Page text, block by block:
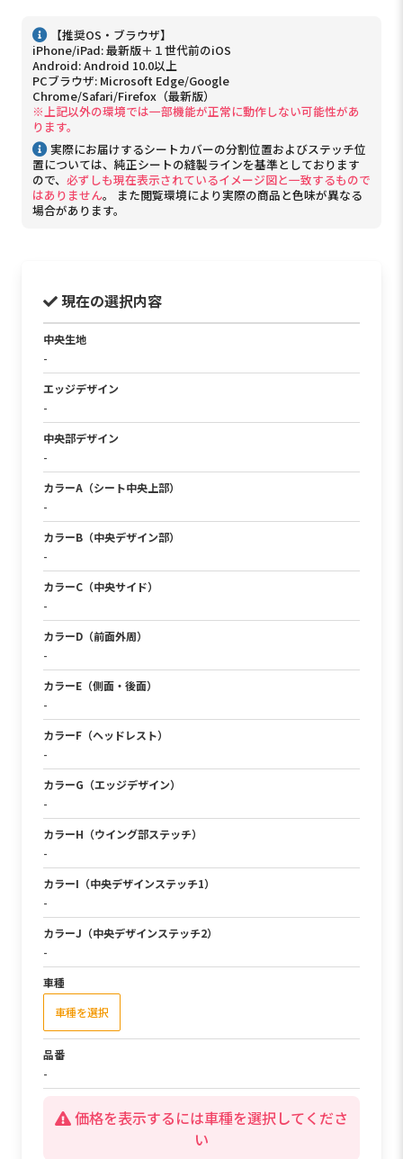
【推奨OS・ブラウザ】
iPhone/iPad: 最新版＋１世代前のiOS
Android: Android 10.0以上
PCブラウザ: Microsoft Edge/Google
Chrome/Safari/Firefox（最新版）
※上記以外の環境では一部機能が正常に動作しない可能性があ
ります。
実際にお届けするシートカバーの分割位置およびステッチ位
置については、純正シートの縫製ラインを基準としております
ので、 必ずしも現在表示されているイメージ図と一致するもので
はありません。 また閲覧環境により実際の商品と色味が異なる
場合があります。
現在の選択内容
中央生地
-
エッジデザイン
-
中央部デザイン
-
カラーA（シート中央上部）
-
カラーB（中央デザイン部）
-
カラーC（中央サイド）
-
カラーD（前面外周）
-
カラーE（側面・後面）
-
カラーF（ヘッドレスト）
-
カラーG（エッジデザイン）
-
カラーH（ウイング部ステッチ）
-
カラーI（中央デザインステッチ1）
-
カラーJ（中央デザインステッチ2）
-
車種
車種を選択
品番
-
価格を表示するには車種を選択してくださ
い